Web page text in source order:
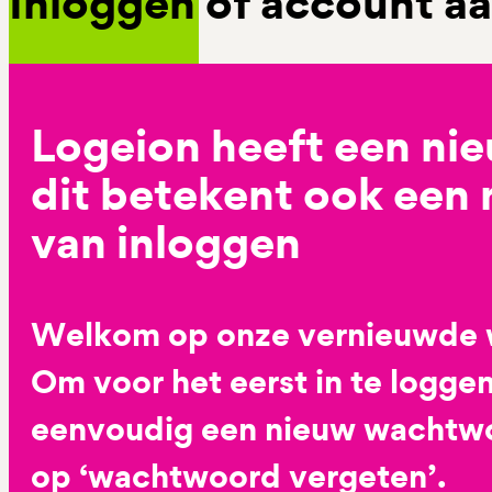
Logeion heeft een
dit betekent ook een
van inloggen
Welkom op onze vernieuwde
Om voor het eerst in te
eenvoudig een nieuw
op ‘wachtwoord vergeten’.